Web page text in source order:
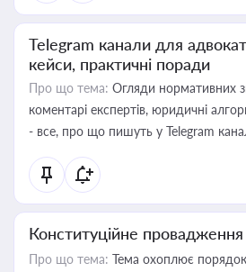
Telegram канали для
кейси, практичні поради
Про що тема: Огляди нормативних
коментарі експертів, юридичні
- все, про що пишуть у Telegram
Конституційне провадження
Про що тема: Тема охоплює порядок